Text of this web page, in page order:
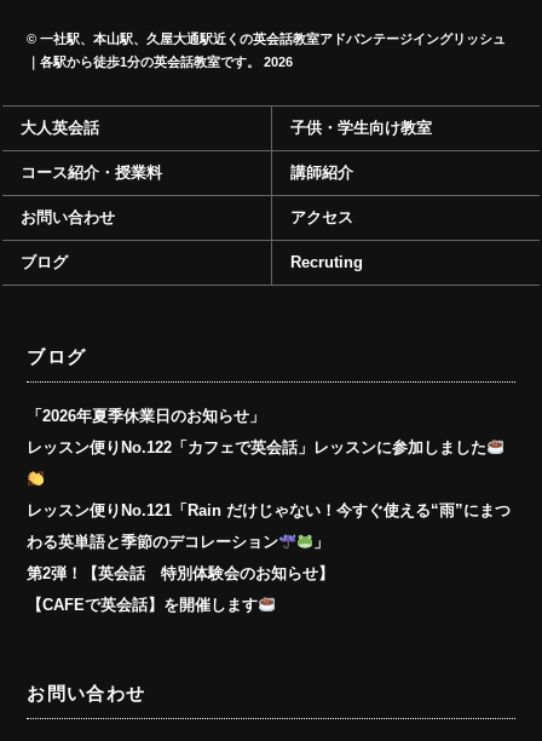
©一社駅、本山駅、久屋大通駅近くの英会話教室アドバンテージイングリッシュ
｜各駅から徒歩1分の英会話教室です。
2026
大人英会話 子供・学生向け教室
コース紹介・授業料 講師紹介
お問い合わせ アクセス
ブログ Recruting
ブログ
「2026年夏季休業日のお知らせ」
レッスン便りNo.122「カフェで英会話」レッスンに参加しました
レッスン便りNo.121「Rain だけじゃない！今すぐ使える“雨”にまつ
わる英単語と季節のデコレーション
」
第2弾！【英会話 特別体験会のお知らせ】
【CAFEで英会話】を開催します
お問い合わせ